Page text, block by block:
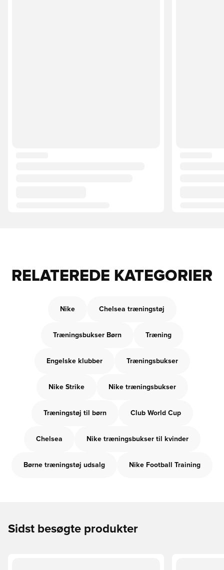
RELATEREDE KATEGORIER
Nike Chelsea træningstøj
Træningsbukser Børn Træning
Engelske klubber Træningsbukser
Nike Strike Nike træningsbukser
Træningstøj til børn Club World Cup
Chelsea Nike træningsbukser til kvinder
Børne træningstøj udsalg Nike Football Training
Sidst besøgte produkter